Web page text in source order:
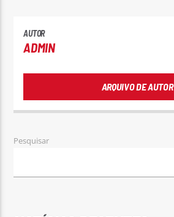
AUTOR
ADMIN
ARQUIVO DE AUTOR
Pesquisar